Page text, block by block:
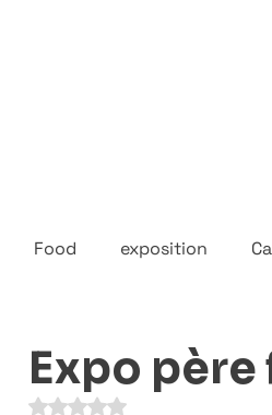
Food exposition
Expo père
Noté NaN étoiles sur 5.